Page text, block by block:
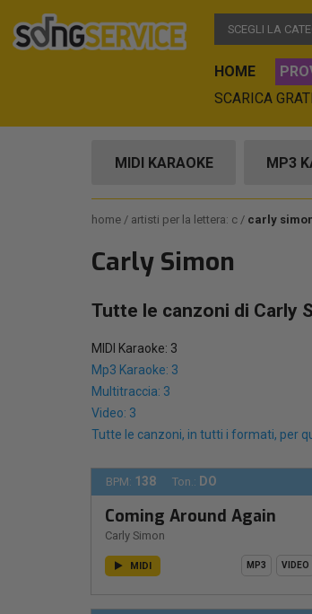
SCEGLI LA
HOME
SCARICA
MIDI KARAOKE MP3
home artisti per la lettera: c carly
Carly Simon
Tutte le canzoni di Carly
MIDI Karaoke: 3
Mp3 Karaoke: 3
Multitraccia: 3
Video: 3
Tutte le canzoni, in tutti i formati, per
BPM: 138 Ton.: DO
Coming Around Again
Carly Simon
MIDI MP3 VIDEO